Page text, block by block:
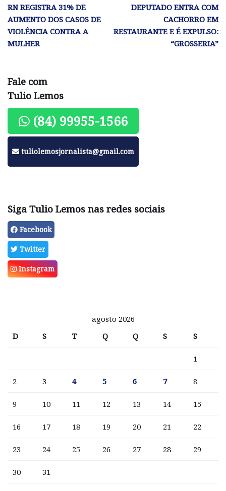
RN REGISTRA 31% DE
AUMENTO DOS CASOS DE
VIOLÊNCIA CONTRA A
MULHER
DEPUTADO ENTRA COM
CACHORRO EM
RESTAURANTE E É EXPULSO:
“GROSSERIA”
Fale com
Tulio Lemos
(84) 99955-1566
tuliolemosjornalista@gmail.com
Siga Tulio Lemos nas redes sociais
Facebook
Twitter
Instagram
agosto 2026
D
S T Q Q S S
1
2 3 4 5 6 7 8
9 10 11 12 13 14 15
16 17 18 19 20 21 22
23 24 25 26 27 28 29
30 31